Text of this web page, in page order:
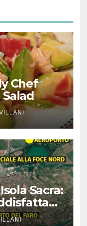
Chef
Sacra: